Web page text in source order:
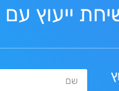
ייעוץ
שם